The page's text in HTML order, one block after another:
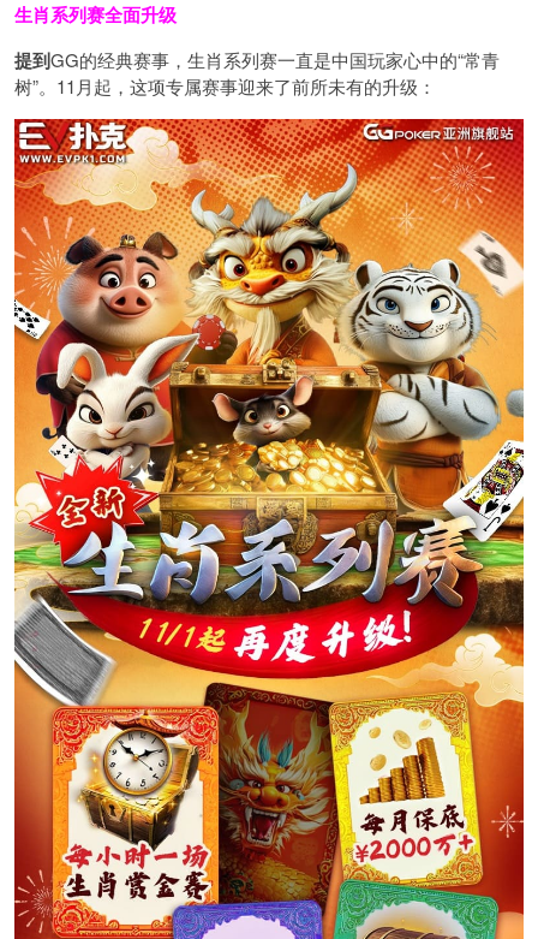
生肖系列赛全面升级
提到GG的经典赛事，生肖系列赛一直是中国玩家心中的“常青
树”。11月起，这项专属赛事迎来了前所未有的升级：